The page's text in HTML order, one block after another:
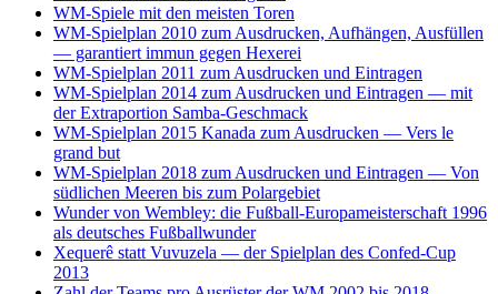
WM-Spiele mit den meisten Toren
WM-Spielplan 2010 zum Ausdrucken, Aufhängen, Ausfüllen
— garantiert immun gegen Hexerei
WM-Spielplan 2011 zum Ausdrucken und Eintragen
WM-Spielplan 2014 zum Ausdrucken und Eintragen — mit
der Extraportion Samba-Geschmack
WM-Spielplan 2015 Kanada zum Ausdrucken — Vers le
grand but
WM-Spielplan 2018 zum Ausdrucken und Eintragen — Von
südlichen Meeren bis zum Polargebiet
Wunder von Wembley: die Fußball-Europameisterschaft 1996
als deutsches Fußballwunder
Xequerê statt Vuvuzela — der Spielplan des Confed-Cup
2013